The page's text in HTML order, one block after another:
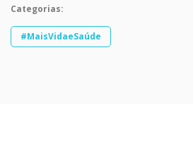
Categorias:
#MaisVidaeSaúde